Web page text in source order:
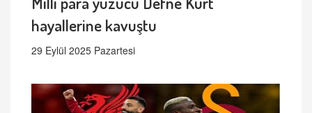
hayallerine kavuştu
29 Eylül 2025 Pazartesi